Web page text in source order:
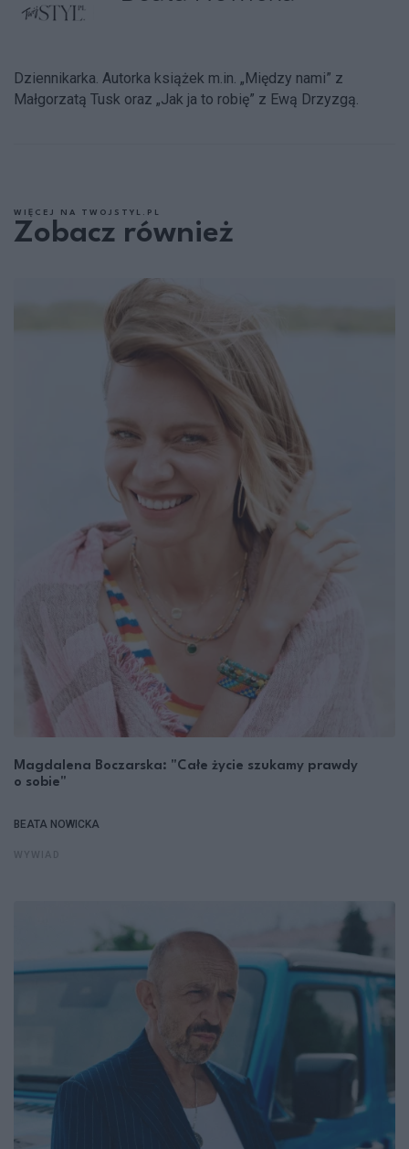
Dziennikarka. Autorka książek m.in. „Między nami” z
Małgorzatą Tusk oraz „Jak ja to robię” z Ewą Drzyzgą.
WIĘCEJ NA TWOJSTYL.PL
Zobacz również
Magdalena Boczarska: "Całe życie szukamy prawdy
o sobie"
BEATA NOWICKA